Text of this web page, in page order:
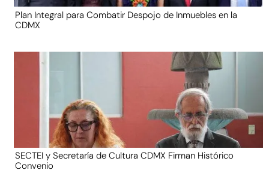
Plan Integral para Combatir Despojo de Inmuebles en la
CDMX
SECTEI y Secretaría de Cultura CDMX Firman Histórico
Convenio